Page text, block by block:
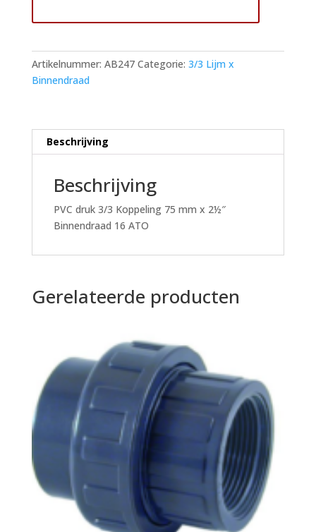
75
x
2½″
Binnendraad
Artikelnummer: AB247 Categorie: 3/3 Lijm x
Binnendraad
Beschrijving
Beschrijving
PVC druk 3/3 Koppeling 75 mm x 2½″
Binnendraad 16 ATO
Gerelateerde producten